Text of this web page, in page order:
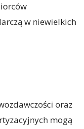
w niewielkich
oraz
mogą